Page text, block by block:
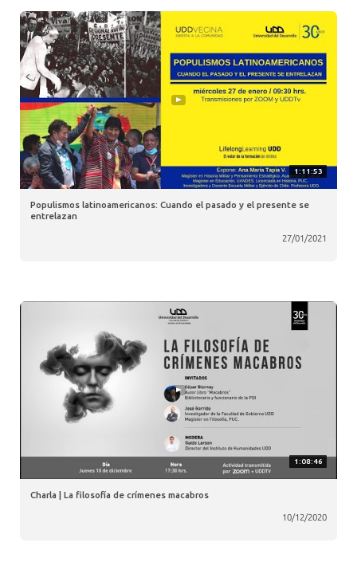
1:11:53
Populismos latinoamericanos: Cuando el pasado y el presente se
entrelazan
27/01/2021
1:08:46
Charla | La filosofía de crímenes macabros
10/12/2020